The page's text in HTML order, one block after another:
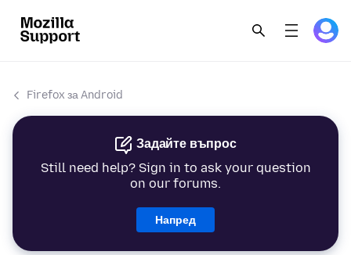
Firefox за Android
Задайте въпрос
Still need help? Sign in to ask your question
on our forums.
Напред